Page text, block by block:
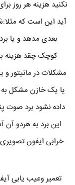
نکنید هزینه هر روز
آید این است که
بعدی مدهد و یا
کوچک چقد هزینه
مشکلات در مانیتور
یا یک خازن مشکل
داده نشود برد صوت
این برد به هردو
خرابی ایفون
تعمیر وعیب یابی